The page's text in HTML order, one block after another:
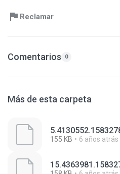
Reclamar
Comentarios 0
Más de esta carpeta
155 KB 6 años atrás